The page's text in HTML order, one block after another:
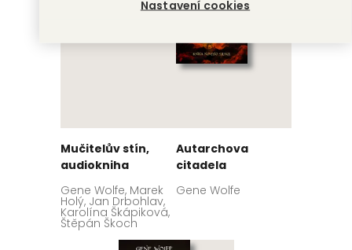
Nastavení cookies
Mučitelův stín,
audiokniha
Gene Wolfe, Marek
Holý, Jan Drbohlav,
Karolína Škápiková,
Štěpán Škoch
Autarchova
citadela
Gene Wolfe